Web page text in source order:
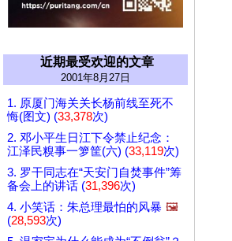
近期最受欢迎的文章
2001年8月27日
1. 原厦门海关关长杨前线至死不
悔(图文) (33,378次)
2. 邓小平生日江下令禁止纪念：
江泽民糗事一箩筐(六) (33,119次)
3. 罗干同志在“天安门自焚事件”筹
备会上的讲话 (31,396次)
4. 小笑话：朱总理最怕的风暴 🖼️
(28,593次)